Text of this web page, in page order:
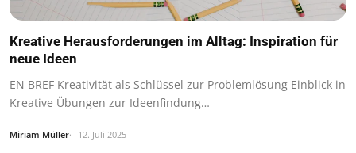
Kreative Herausforderungen im Alltag: Inspiration für
neue Ideen
EN BREF Kreativität als Schlüssel zur Problemlösung Einblick in
Kreative Übungen zur Ideenfindung…
Miriam Müller 12. Juli 2025